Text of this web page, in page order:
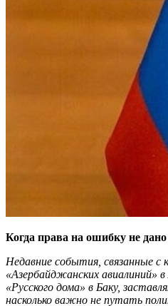
Когда права на ошибку не дано
Недавние события, связанные с
«Азербайджанских авиалиний»
«Русского дома» в Баку,
насколько важно не путать